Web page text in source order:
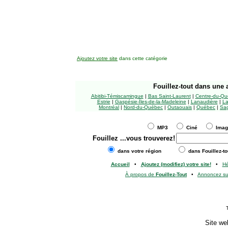
Ajoutez votre site dans cette catégorie
Fouillez-tout dans une
Abitibi-Témiscamingue | Bas Saint-Laurent| Centre-du-
Estrie | Gaspésie-Îles-de-la-Madeleine | Lanaudière |
Montréal | Nord-du-Québec | Outaouais | Québec |
MP3 Ciné
Fouillez ...vous trouverez!
dans votre région dans Fouillez-
Accueil • Ajoutez (modifiez) votre site!•
À propos de Fouillez-Tout• Annoncez
Site